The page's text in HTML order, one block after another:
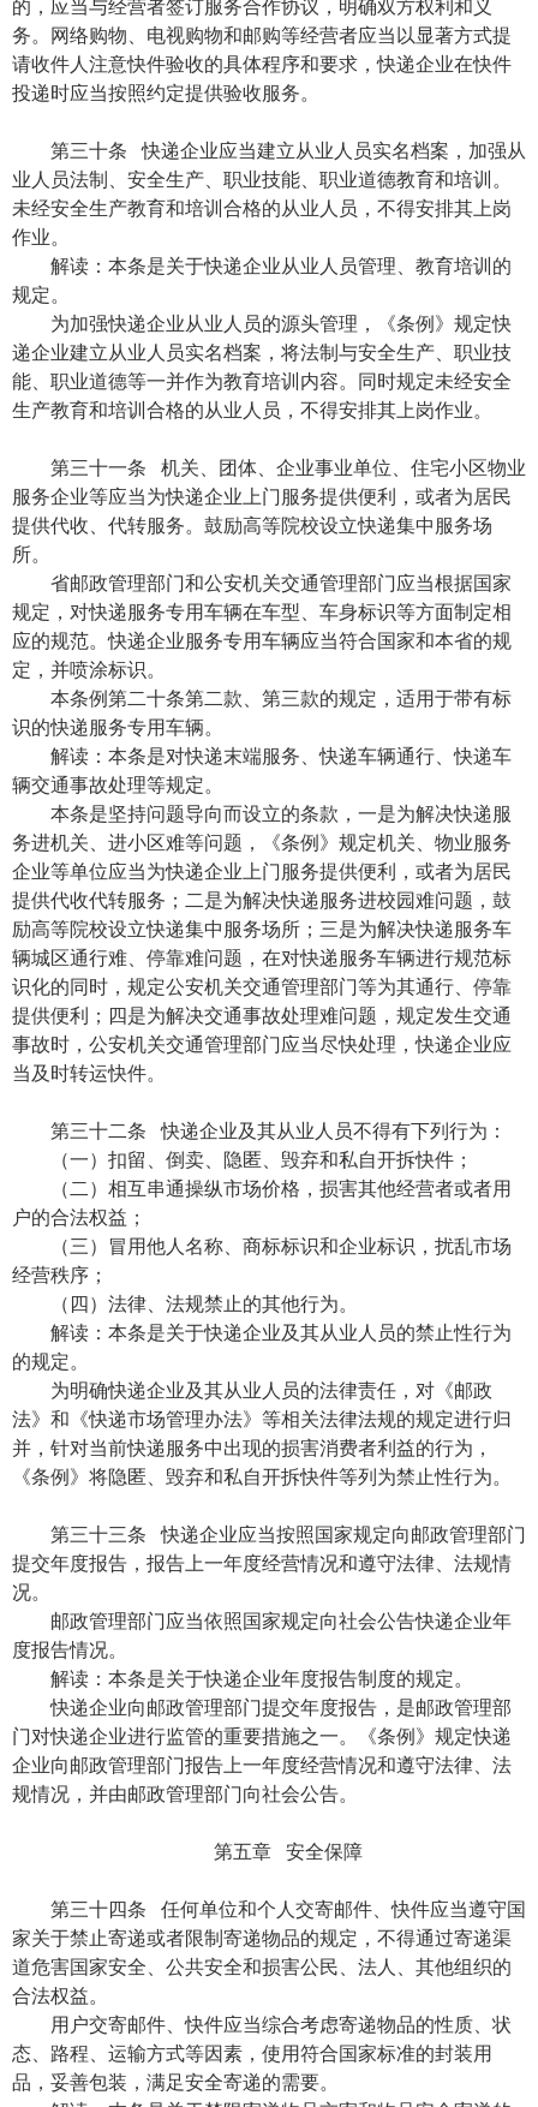
的，应当与经营者签订服务合作协议，明确双方权利和义
务。网络购物、电视购物和邮购等经营者应当以显著方式提
请收件人注意快件验收的具体程序和要求，快递企业在快件
投递时应当按照约定提供验收服务。
第三十条 快递企业应当建立从业人员实名档案，加强从
业人员法制、安全生产、职业技能、职业道德教育和培训。
未经安全生产教育和培训合格的从业人员，不得安排其上岗
作业。
解读：本条是关于快递企业从业人员管理、教育培训的
规定。
为加强快递企业从业人员的源头管理，《条例》规定快
递企业建立从业人员实名档案，将法制与安全生产、职业技
能、职业道德等一并作为教育培训内容。同时规定未经安全
生产教育和培训合格的从业人员，不得安排其上岗作业。
第三十一条 机关、团体、企业事业单位、住宅小区物业
服务企业等应当为快递企业上门服务提供便利，或者为居民
提供代收、代转服务。鼓励高等院校设立快递集中服务场
所。
省邮政管理部门和公安机关交通管理部门应当根据国家
规定，对快递服务专用车辆在车型、车身标识等方面制定相
应的规范。快递企业服务专用车辆应当符合国家和本省的规
定，并喷涂标识。
本条例第二十条第二款、第三款的规定，适用于带有标
识的快递服务专用车辆。
解读：本条是对快递末端服务、快递车辆通行、快递车
辆交通事故处理等规定。
本条是坚持问题导向而设立的条款，一是为解决快递服
务进机关、进小区难等问题，《条例》规定机关、物业服务
企业等单位应当为快递企业上门服务提供便利，或者为居民
提供代收代转服务；二是为解决快递服务进校园难问题，鼓
励高等院校设立快递集中服务场所；三是为解决快递服务车
辆城区通行难、停靠难问题，在对快递服务车辆进行规范标
识化的同时，规定公安机关交通管理部门等为其通行、停靠
提供便利；四是为解决交通事故处理难问题，规定发生交通
事故时，公安机关交通管理部门应当尽快处理，快递企业应
当及时转运快件。
第三十二条 快递企业及其从业人员不得有下列行为：
（一）扣留、倒卖、隐匿、毁弃和私自开拆快件；
（二）相互串通操纵市场价格，损害其他经营者或者用
户的合法权益；
（三）冒用他人名称、商标标识和企业标识，扰乱市场
经营秩序；
（四）法律、法规禁止的其他行为。
解读：本条是关于快递企业及其从业人员的禁止性行为
的规定。
为明确快递企业及其从业人员的法律责任，对《邮政
法》和《快递市场管理办法》等相关法律法规的规定进行归
并，针对当前快递服务中出现的损害消费者利益的行为，
《条例》将隐匿、毁弃和私自开拆快件等列为禁止性行为。
第三十三条 快递企业应当按照国家规定向邮政管理部门
提交年度报告，报告上一年度经营情况和遵守法律、法规情
况。
邮政管理部门应当依照国家规定向社会公告快递企业年
度报告情况。
解读：本条是关于快递企业年度报告制度的规定。
快递企业向邮政管理部门提交年度报告，是邮政管理部
门对快递企业进行监管的重要措施之一。《条例》规定快递
企业向邮政管理部门报告上一年度经营情况和遵守法律、法
规情况，并由邮政管理部门向社会公告。
第五章 安全保障
第三十四条 任何单位和个人交寄邮件、快件应当遵守国
家关于禁止寄递或者限制寄递物品的规定，不得通过寄递渠
道危害国家安全、公共安全和损害公民、法人、其他组织的
合法权益。
用户交寄邮件、快件应当综合考虑寄递物品的性质、状
态、路程、运输方式等因素，使用符合国家标准的封装用
品，妥善包装，满足安全寄递的需要。